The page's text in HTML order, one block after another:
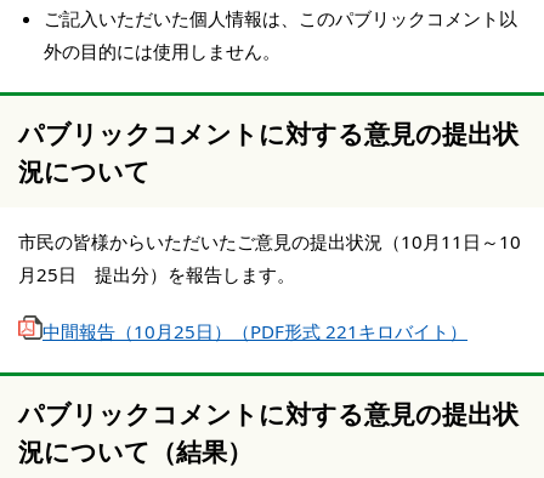
ご記入いただいた個人情報は、このパブリックコメント以
外の目的には使用しません。
パブリックコメントに対する意見の提出状
況について
市民の皆様からいただいたご意見の提出状況（10月11日～10
月25日 提出分）を報告します。
中間報告（10月25日）（PDF形式 221キロバイト）
パブリックコメントに対する意見の提出状
況について（結果）